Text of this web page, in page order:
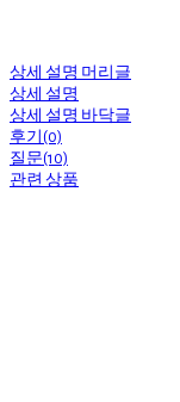
상세 설명 머리글
상세 설명
상세 설명 바닥글
후기(0)
질문(10)
관련 상품